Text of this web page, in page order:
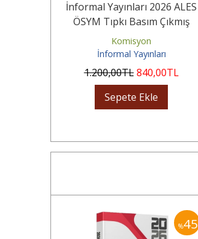
İnformal Yayınları 2026 ALES
ÖSYM Tıpkı Basım Çıkmış
Soru 24'lü Deneme...
Komisyon
İnformal Yayınları
1.200,00TL 840,00TL
Sepete Ekle
%45